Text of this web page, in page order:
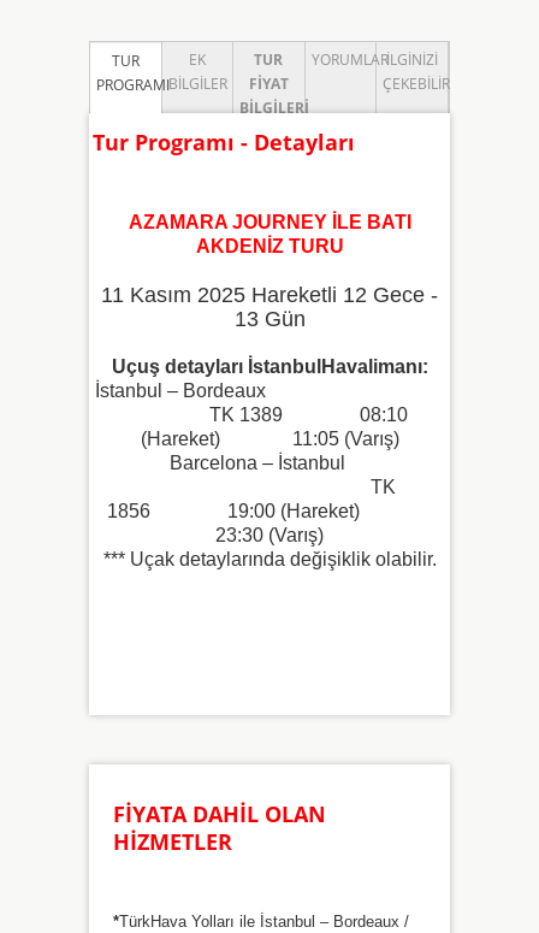
TUR
PROGRAMI
EK
BILGILER
TUR
FIYAT
BILGILERI
YORUMLARİLGINIZI
ÇEKEBILIR
Tur Programı - Detayları
AZAMARA JOURNEY İLE BATI
AKDENİZ TURU
11 Kasım 2025 Hareketli 12 Gece -
13 Gün
Uçuş detayları İstanbulHavalimanı:
İstanbul – Bordeaux
TK 1389 08:10
(Hareket) 11:05 (Varış)
Barcelona – İstanbul
TK
1856 19:00 (Hareket)
23:30 (Varış)
*** Uçak detaylarında değişiklik olabilir.
FİYATA DAHİL OLAN
HİZMETLER
*TürkHava Yolları ile İstanbul – Bordeaux /